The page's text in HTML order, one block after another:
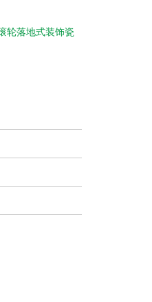
轮落地式装饰瓷